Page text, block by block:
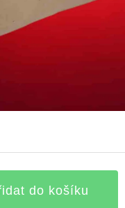
do košíku